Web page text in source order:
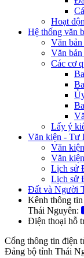
Hoạt
Hệ thống văn
Văn
Văn
Các cơ
Lấy ý
Văn kiện - Tư
Văn
Văn
Lịch sử
Lịch sử
Đất và Người
Kênh thông
Thái Nguyên:
Điện thoại hỗ
Cổng thông tin điện
Đảng bộ tỉnh Thái